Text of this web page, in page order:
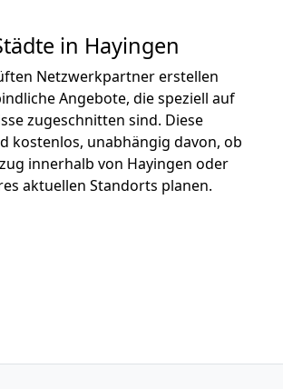
in Hayingen
Netzwerkpartner erstellen
Angebote, die speziell auf
zugeschnitten sind. Diese
kostenlos, unabhängig davon, ob
innerhalb von Hayingen oder
aktuellen Standorts planen.